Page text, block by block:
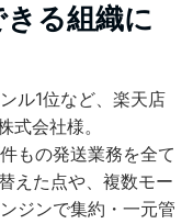
る組織に
ル1位など、楽天店
式会社様。
もの発送業務を全て
えた点や、複数モー
ジンで集約・一元管